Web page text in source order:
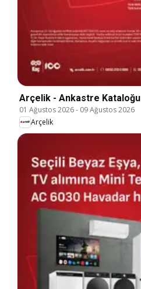
Arçelik - Ankastre Kataloğu
01 Ağustos 2026- 09 Ağustos 2026
Arçelik